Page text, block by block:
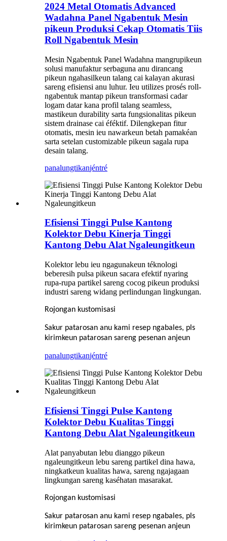
2024 Metal Otomatis Advanced
Wadahna Panel Ngabentuk Mesin
pikeun Produksi Cekap Otomatis Tiis
Roll Ngabentuk Mesin
Mesin Ngabentuk Panel Wadahna mangrupikeun
solusi manufaktur serbaguna anu dirancang
pikeun ngahasilkeun talang cai kalayan akurasi
sareng efisiensi anu luhur. Ieu utilizes prosés roll-
ngabentuk mantap pikeun transformasi cadar
logam datar kana profil talang seamless,
mastikeun durability sarta fungsionalitas pikeun
sistem drainase cai éféktif. Dilengkepan fitur
otomatis, mesin ieu nawarkeun betah pamakéan
sarta setelan customizable pikeun sagala rupa
desain talang.
panalungtikanjéntré
Efisiensi Tinggi Pulse Kantong
Kolektor Debu Kinerja Tinggi
Kantong Debu Alat Ngaleungitkeun
Kolektor lebu ieu ngagunakeun téknologi
beberesih pulsa pikeun sacara efektif nyaring
rupa-rupa partikel sareng cocog pikeun produksi
industri sareng widang perlindungan lingkungan.
Rojongan kustomisasi
Sakur patarosan anu kami resep ngabales, pls
kirimkeun patarosan sareng pesenan anjeun
panalungtikanjéntré
Efisiensi Tinggi Pulse Kantong
Kolektor Debu Kualitas Tinggi
Kantong Debu Alat Ngaleungitkeun
Alat panyabutan lebu dianggo pikeun
ngaleungitkeun lebu sareng partikel dina hawa,
ningkatkeun kualitas hawa, sareng ngajagaan
lingkungan sareng kaséhatan masarakat.
Rojongan kustomisasi
Sakur patarosan anu kami resep ngabales, pls
kirimkeun patarosan sareng pesenan anjeun